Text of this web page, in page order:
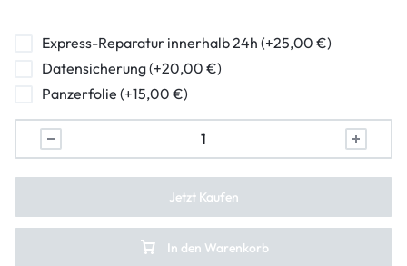
ladebuchse-reparatur
lautstarkeregler-reparatur
mikrofon-reparatur
frontkamera-reparatur
hauptkamera-reparatur
kameraglasreparatur
Express-Reparatur innerhalb 24h (+25,00 €)
Datensicherung (+20,00 €)
Panzerfolie (+15,00 €)
In den Warenkorb
Jetzt Kaufen